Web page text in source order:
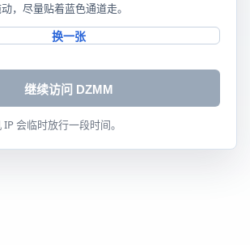
，尽量贴着蓝色通道走。
换一张
继续访问 DZMM
会临时放行一段时间。